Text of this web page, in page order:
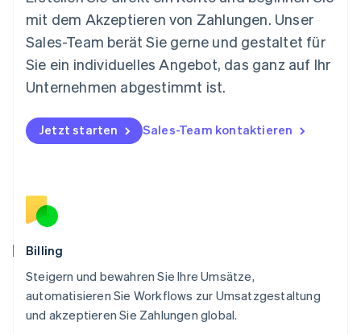
mit dem Akzeptieren von Zahlungen. Unser
Sales-Team berät Sie gerne und gestaltet für
Sie ein individuelles Angebot, das ganz auf Ihr
Unternehmen abgestimmt ist.
Jetzt starten Sales-Team kontaktieren
Billing
Steigern und bewahren Sie Ihre Umsätze,
automatisieren Sie Workflows zur Umsatzgestaltung
und akzeptieren Sie Zahlungen global.
English
Niederlande
Nederlands English
Norwegen
English
Österreich
Polen
English
Portugal
Schweden
Svenska
Schweiz
Deutsch
Singapur
English简体中文
Slowakei
English